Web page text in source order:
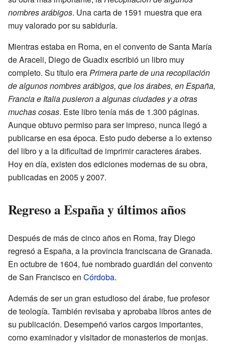
nombres arábigos. Una carta de 1591 muestra que era
muy valorado por su sabiduría.
Mientras estaba en Roma, en el convento de Santa María
de Araceli, Diego de Guadix escribió un libro muy
completo. Su título eraPrimera parte de una recopilación
de algunos nombres arábigos, que los árabes, en España,
Francia e Italia pusieron a algunas ciudades y a otras
muchas cosas. Este libro tenía más de 1.300 páginas.
Aunque obtuvo permiso para ser impreso, nunca llegó a
publicarse en esa época. Esto pudo deberse a lo extenso
del libro y a la dificultad de imprimir caracteres árabes.
Hoy en día, existen dos ediciones modernas de su obra,
publicadas en 2005 y 2007.
Regreso a España y últimos años
Después de más de cinco años en Roma, fray Diego
regresó a España, a la provincia franciscana de Granada.
En octubre de 1604, fue nombrado guardián del convento
de San Francisco en Córdoba.
Además de ser un gran estudioso del árabe, fue profesor
de teología. También revisaba y aprobaba libros antes de
su publicación. Desempeñó varios cargos importantes,
como examinador y visitador de monasterios de monjas.